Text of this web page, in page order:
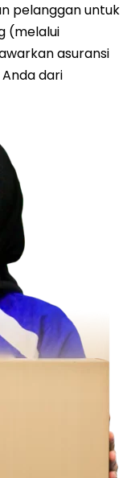
pelanggan untuk
(melalui
asuransi
dari